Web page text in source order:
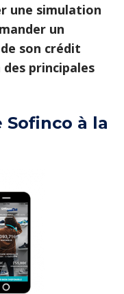
une simulation
un
son crédit
principales
Sofinco à la